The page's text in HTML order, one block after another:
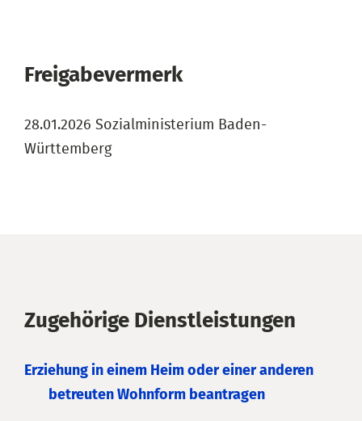
Freigabevermerk
28.01.2026 Sozialministerium Baden-
Württemberg
Zugehörige Dienstleistungen
Erziehung in einem Heim oder einer anderen
betreuten Wohnform beantragen